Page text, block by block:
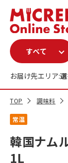
お届け先エリア:
TOP 調味料
常温
韓国ナム
1L